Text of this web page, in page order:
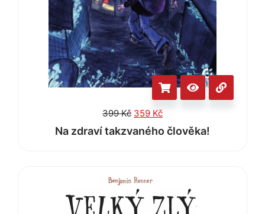
399Kč 359 Kč
Na zdraví takzvaného člověka!